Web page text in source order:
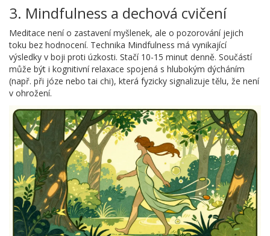
3. Mindfulness a dechová cvičení
Meditace není o zastavení myšlenek, ale o pozorování jejich
toku bez hodnocení. Technika Mindfulness má vynikající
výsledky v boji proti úzkosti. Stačí 10-15 minut denně. Součástí
může být i kognitivní relaxace spojená s hlubokým dýcháním
(např. při józe nebo tai chi), která fyzicky signalizuje tělu, že není
v ohrožení.